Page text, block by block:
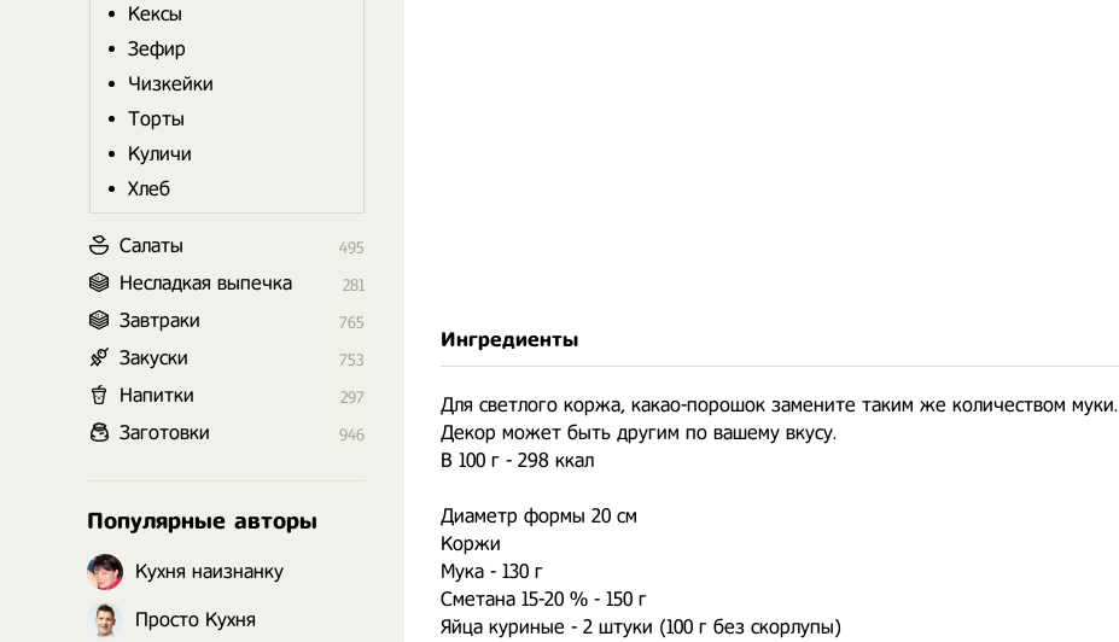
Ингредиенты
Для светлого коржа, какао-порошок замените таким же количеством муки.
Декор может быть другим по вашему вкусу.
В 100 г - 298 ккал
Диаметр формы 20 см
Коржи
Мука - 130 г
Сметана 15-20 % - 150 г
Яйца куриные - 2 штуки (100 г без скорлупы)
Кексы
Зефир
Чизкейки
Торты
Куличи
Хлеб
Салаты 495
Несладкая выпечка 281
Завтраки 765
Закуски 753
Напитки 297
Заготовки 946
Популярные авторы
Кухня наизнанку
Просто Кухня